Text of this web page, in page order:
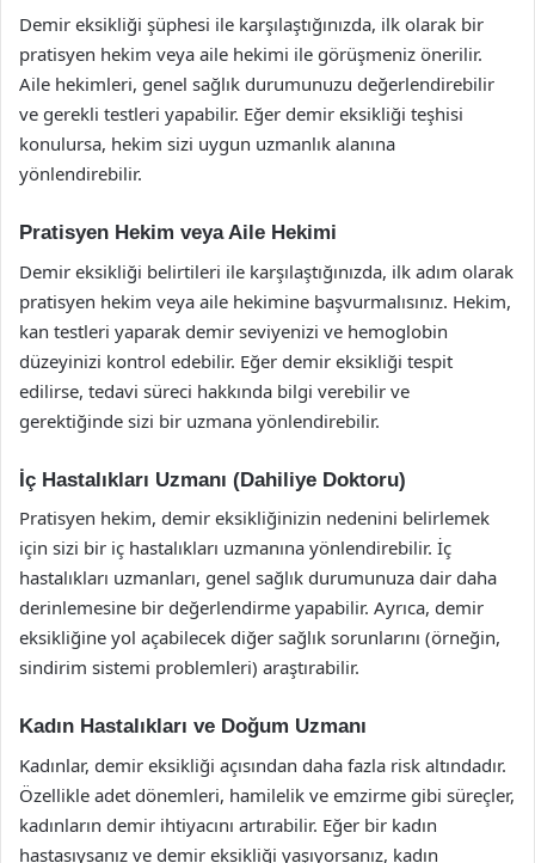
Demir eksikliği şüphesi ile karşılaştığınızda, ilk olarak bir
pratisyen hekim veya aile hekimi ile görüşmeniz önerilir.
Aile hekimleri, genel sağlık durumunuzu değerlendirebilir
ve gerekli testleri yapabilir. Eğer demir eksikliği teşhisi
konulursa, hekim sizi uygun uzmanlık alanına
yönlendirebilir.
Pratisyen Hekim veya Aile Hekimi
Demir eksikliği belirtileri ile karşılaştığınızda, ilk adım olarak
pratisyen hekim veya aile hekimine başvurmalısınız. Hekim,
kan testleri yaparak demir seviyenizi ve hemoglobin
düzeyinizi kontrol edebilir. Eğer demir eksikliği tespit
edilirse, tedavi süreci hakkında bilgi verebilir ve
gerektiğinde sizi bir uzmana yönlendirebilir.
İç Hastalıkları Uzmanı (Dahiliye Doktoru)
Pratisyen hekim, demir eksikliğinizin nedenini belirlemek
için sizi bir iç hastalıkları uzmanına yönlendirebilir. İç
hastalıkları uzmanları, genel sağlık durumunuza dair daha
derinlemesine bir değerlendirme yapabilir. Ayrıca, demir
eksikliğine yol açabilecek diğer sağlık sorunlarını (örneğin,
sindirim sistemi problemleri) araştırabilir.
Kadın Hastalıkları ve Doğum Uzmanı
Kadınlar, demir eksikliği açısından daha fazla risk altındadır.
Özellikle adet dönemleri, hamilelik ve emzirme gibi süreçler,
kadınların demir ihtiyacını artırabilir. Eğer bir kadın
hastasıysanız ve demir eksikliği yaşıyorsanız, kadın